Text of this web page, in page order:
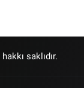
saklıdır.